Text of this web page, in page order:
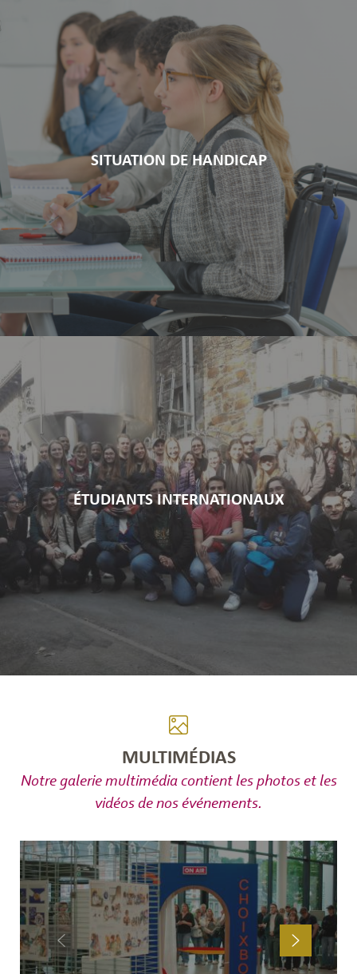
SITUATION DE HANDICAP
ÉTUDIANTS INTERNATIONAUX
MULTIMÉDIAS
Notre galerie multimédia contient les photos et les
vidéos de nos événements.